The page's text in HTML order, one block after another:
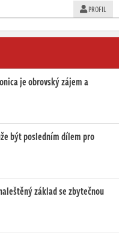
PROFIL
je obrovský zájem a
být posledním dílem pro
základ se zbytečnou